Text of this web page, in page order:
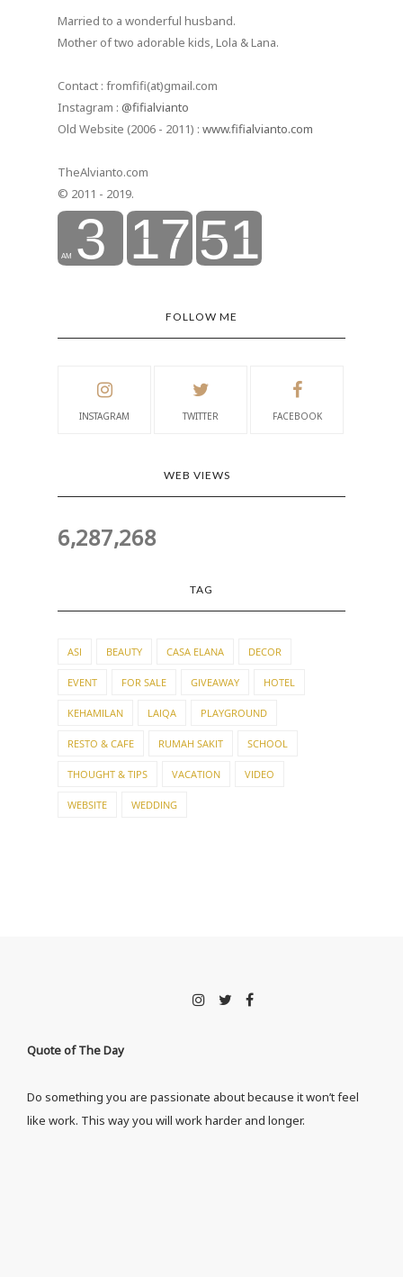
Married to a wonderful husband.
Mother of two adorable kids, Lola & Lana.
Contact : fromfifi(at)gmail.com
Instagram : @fifialvianto
Old Website (2006 - 2011) : www.fifialvianto.com
TheAlvianto.com
© 2011 - 2019.
FOLLOW ME
INSTAGRAM TWITTER FACEBOOK
WEB VIEWS
6,287,268
TAG
ASI BEAUTY CASA ELANA DECOR
EVENT FOR SALE GIVEAWAY HOTEL
KEHAMILAN LAIQA PLAYGROUND
RESTO & CAFE RUMAH SAKIT SCHOOL
THOUGHT & TIPS VACATION VIDEO
WEBSITE WEDDING
Quote of The Day
Do something you are passionate about because it won’t feel
like work. This way you will work harder and longer.